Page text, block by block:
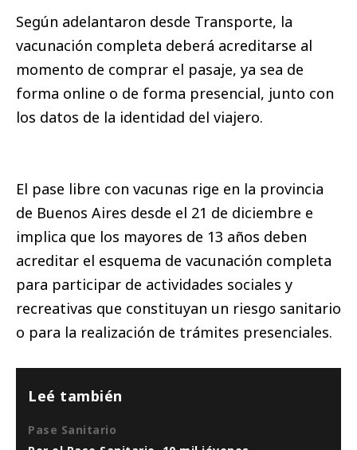
Según adelantaron desde Transporte, la
vacunación completa deberá acreditarse al
momento de comprar el pasaje, ya sea de
forma online o de forma presencial, junto con
los datos de la identidad del viajero.
El pase libre con vacunas rige en la provincia
de Buenos Aires desde el 21 de diciembre e
implica que los mayores de 13 años deben
acreditar el esquema de vacunación completa
para participar de actividades sociales y
recreativas que constituyan un riesgo sanitario
o para la realización de trámites presenciales.
Leé también
Pase Sanitario